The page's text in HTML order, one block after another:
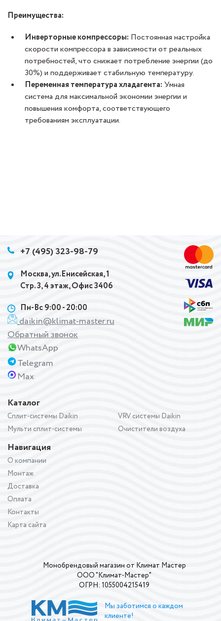
Преимущества:
Инверторные компрессоры: Постоянная настройка
скорости компрессора в зависимости от реальных
потребностей, что снижает потребление энергии (до
30%) и поддерживает стабильную температуру.
Переменная температура хладагента: Умная
система для максимальной экономии энергии и
повышения комфорта, соответствующего
требованиям эксплуатации.
Каталог
Сплит-системы Daikin
Мульти сплит-системы
VRV системы Daikin
Очистители воздуха
Навигация
О компании
Монтаж
Доставка
Оплата
Контакты
Карта сайта
+7 (495) 323-98-79
Москва, ул.Енисейская, 1
Стр. 3, 4 этаж, Офис 3406
Пн-Вс 9:00 - 20:00
daikin@klimat-master.ru
Обратный звонок
WhatsApp
Telegram
Max
Монобрендовый магазин от Климат Мастер
ООО "Климат-Мастер"
ОГРН: 1055004215419
Мы заботимся о каждом
клиенте!